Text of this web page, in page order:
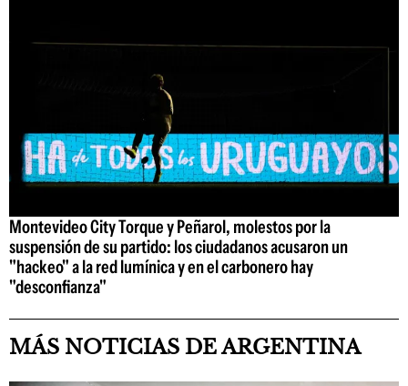
Montevideo City Torque y Peñarol, molestos por la
suspensión de su partido: los ciudadanos acusaron un
"hackeo" a la red lumínica y en el carbonero hay
"desconfianza"
MÁS NOTICIAS DE ARGENTINA